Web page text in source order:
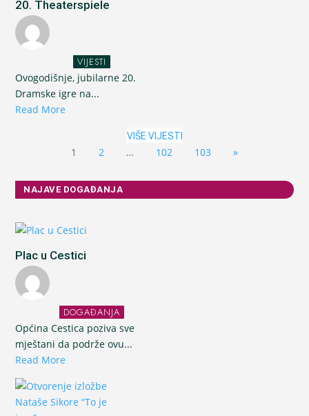
20. Theaterspiele
VIJESTI
Ovogodišnje, jubilarne 20.
Dramske igre na...
Read More
VIŠE VIJESTI
1 2 … 102 103 »
NAJAVE DOGAĐANJA
Plac u Cestici
DOGAĐANJA
Općina Cestica poziva sve
mještani da podrže ovu...
Read More